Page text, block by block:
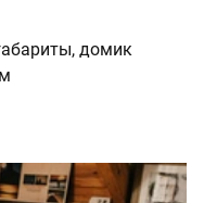
домик